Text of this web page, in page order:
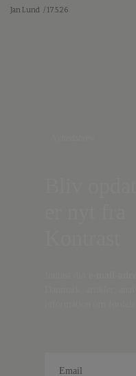
Jan Lund / 17.5.26